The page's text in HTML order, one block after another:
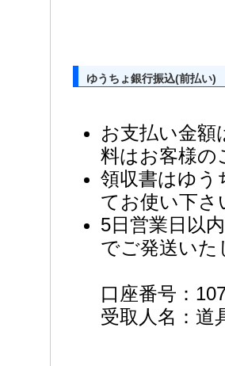
ゆうちょ銀行振込(前払い)
お支払い金額
料はお客様の
領収書はゆう
てお使い下さ
5日営業日以
でご発送いた
口座番号：
受取人名：道